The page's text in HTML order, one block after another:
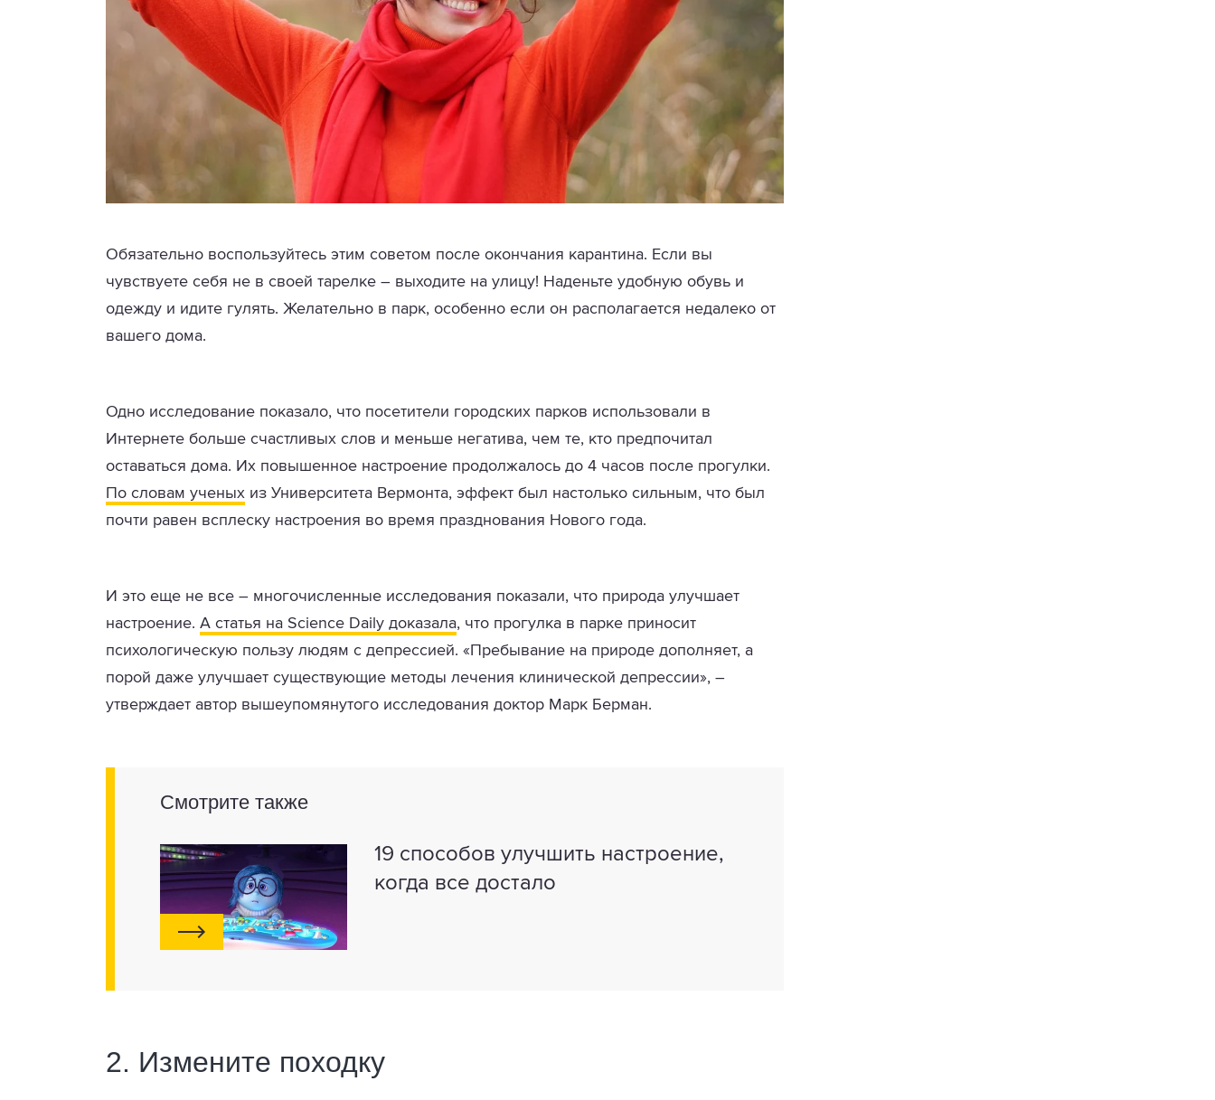
Обязательно воспользуйтесь этим советом после окончания карантина. Если вы
чувствуете себя не в своей тарелке – выходите на улицу! Наденьте удобную обувь и
одежду и идите гулять. Желательно в парк, особенно если он располагается недалеко от
вашего дома.
Одно исследование показало, что посетители городских парков использовали в
Интернете больше счастливых слов и меньше негатива, чем те, кто предпочитал
оставаться дома. Их повышенное настроение продолжалось до 4 часов после прогулки.
По словам ученых из Университета Вермонта, эффект был настолько сильным, что был
почти равен всплеску настроения во время празднования Нового года.
И это еще не все – многочисленные исследования показали, что природа улучшает
настроение. А статья на Science Daily доказала, что прогулка в парке приносит
психологическую пользу людям с депрессией. «Пребывание на природе дополняет, а
порой даже улучшает существующие методы лечения клинической депрессии», –
утверждает автор вышеупомянутого исследования доктор Марк Берман.
Смотрите также
19 способов улучшить настроение,
когда все достало
2. Измените походку